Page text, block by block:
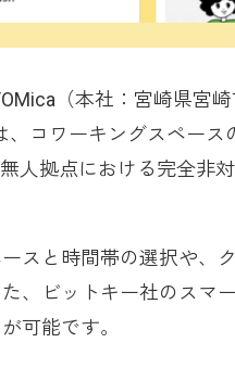
（本社：宮崎県宮崎
、コワーキングスペース
人拠点における完全非
スと時間帯の選択や、
、ビットキー社のスマ
可能です。